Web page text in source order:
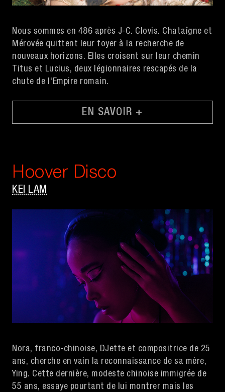
Nous sommes en 486 après J-C. Clovis. Chataîgne et
Mérovée quittent leur foyer à la recherche de
nouveaux horizons. Elles croisent sur leur chemin
Titus et Lucius, deux légionnaires rescapés de la
chute de l'Empire romain.
EN SAVOIR +
Hoover Disco
KEI LAM
Nora, franco-chinoise, DJette et compositrice de 25
ans, cherche en vain la reconnaissance de sa mère,
Ying. Cette dernière, modeste chinoise immigrée de
55 ans, essaye pourtant de lui montrer mais les